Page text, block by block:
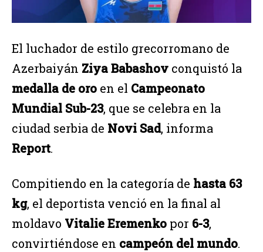
El luchador de estilo grecorromano de
Azerbaiyán Ziya Babashov conquistó la
medalla de oro en el Campeonato
Mundial Sub-23, que se celebra en la
ciudad serbia de Novi Sad, informa
Report.
Compitiendo en la categoría de hasta 63
kg, el deportista venció en la final al
moldavo Vitalie Eremenko por 6-3,
convirtiéndose en campeón del mundo.